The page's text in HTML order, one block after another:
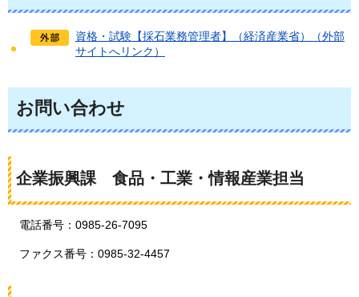
資格・試験【採石業務管理者】（経済産業省）（外部
サイトへリンク）
お問い合わせ
企業振興課 食品・工業・情報産業担当
電話番号：0985-26-7095
ファクス番号：0985-32-4457